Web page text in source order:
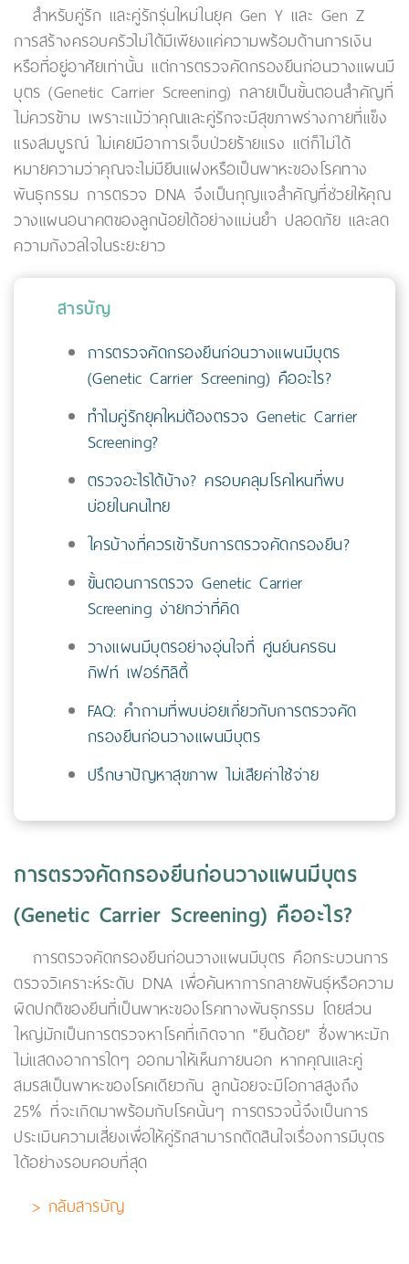
สำหรับคู่รัก และคู่รักรุ่นใหม่ในยุค Gen Y และ Gen Z
การสร้างครอบครัวไม่ได้มีเพียงแค่ความพร้อมด้านการเงิน
หรือที่อยู่อาศัยเท่านั้น แต่การตรวจคัดกรองยีนก่อนวางแผนมี
บุตร (Genetic Carrier Screening) กลายเป็นขั้นตอนสำคัญที่
ไม่ควรข้าม เพราะแม้ว่าคุณและคู่รักจะมีสุขภาพร่างกายที่แข็ง
แรงสมบูรณ์ ไม่เคยมีอาการเจ็บป่วยร้ายแรง แต่ก็ไม่ได้
หมายความว่าคุณจะไม่มียีนแฝงหรือเป็นพาหะของโรคทาง
พันธุกรรม การตรวจ DNA จึงเป็นกุญแจสำคัญที่ช่วยให้คุณ
วางแผนอนาคตของลูกน้อยได้อย่างแม่นยำ ปลอดภัย และลด
ความกังวลใจในระยะยาว
สารบัญ
การตรวจคัดกรองยีนก่อนวางแผนมีบุตร
(Genetic Carrier Screening) คืออะไร?
ทำไมคู่รักยุคใหม่ต้องตรวจ Genetic Carrier
Screening?
ตรวจอะไรได้บ้าง? ครอบคลุมโรคไหนที่พบ
บ่อยในคนไทย
ใครบ้างที่ควรเข้ารับการตรวจคัดกรองยีน?
ขั้นตอนการตรวจ Genetic Carrier
Screening ง่ายกว่าที่คิด
วางแผนมีบุตรอย่างอุ่นใจที่ ศูนย์นครธน
กิฟท์ เฟอร์ทิลิตี้
FAQ: คำถามที่พบบ่อยเกี่ยวกับการตรวจคัด
กรองยีนก่อนวางแผนมีบุตร
ปรึกษาปัญหาสุขภาพ ไม่เสียค่าใช้จ่าย
การตรวจคัดกรองยีนก่อนวางแผนมีบุตร
(Genetic Carrier Screening) คืออะไร?
การตรวจคัดกรองยีนก่อนวางแผนมีบุตร คือกระบวนการ
ตรวจวิเคราะห์ระดับ DNA เพื่อค้นหาการกลายพันธุ์หรือความ
ผิดปกติของยีนที่เป็นพาหะของโรคทางพันธุกรรม โดยส่วน
ใหญ่มักเป็นการตรวจหาโรคที่เกิดจาก "ยีนด้อย" ซึ่งพาหะมัก
ไม่แสดงอาการใดๆ ออกมาให้เห็นภายนอก หากคุณและคู่
สมรสเป็นพาหะของโรคเดียวกัน ลูกน้อยจะมีโอกาสสูงถึง
25% ที่จะเกิดมาพร้อมกับโรคนั้นๆ การตรวจนี้จึงเป็นการ
ประเมินความเสี่ยงเพื่อให้คู่รักสามารถตัดสินใจเรื่องการมีบุตร
ได้อย่างรอบคอบที่สุด
> กลับสารบัญ